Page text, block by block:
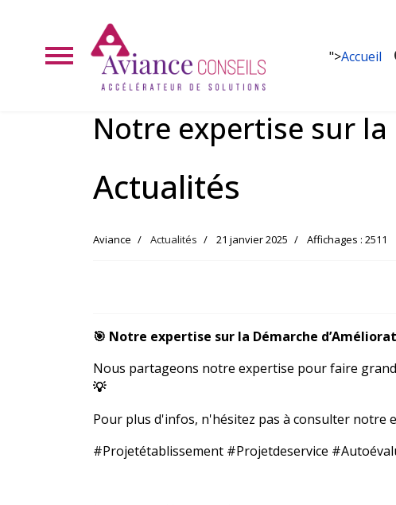
">Accueil
Actualités
Notre expertise sur la
Aviance Actualités 21 janvier 2025 Affichages : 2511
🎯 Notre expertise sur la Démarche
Nous partageons notre expertise pour faire
💡
Pour plus d'infos, n'hésitez pas à consulter notre
#Projetétablissement #Projetdeservice